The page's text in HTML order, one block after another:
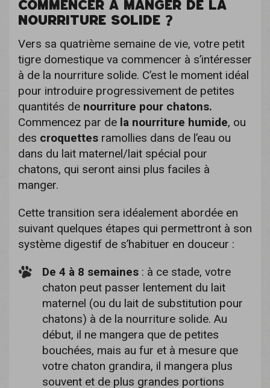
COMMENCER À MANGER DE LA
NOURRITURE SOLIDE ?
Vers sa quatrième semaine de vie, votre petit
tigre domestique va commencer à s’intéresser
à de la nourriture solide. C’est le moment idéal
pour introduire progressivement de petites
quantités de nourriture pour chatons.
Commencez par de la nourriture humide, ou
des croquettes ramollies dans de l’eau ou
dans du lait maternel/lait spécial pour
chatons, qui seront ainsi plus faciles à
manger.
Cette transition sera idéalement abordée en
suivant quelques étapes qui permettront à son
système digestif de s’habituer en douceur :
De 4 à 8 semaines : à ce stade, votre
chaton peut passer lentement du lait
maternel (ou du lait de substitution pour
chatons) à de la nourriture solide. Au
début, il ne mangera que de petites
bouchées, mais au fur et à mesure que
votre chaton grandira, il mangera plus
souvent et de plus grandes portions